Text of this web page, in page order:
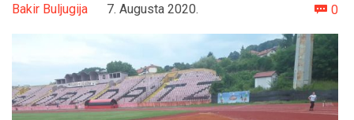
Bakir Buljugija 7. Augusta 2020.  0